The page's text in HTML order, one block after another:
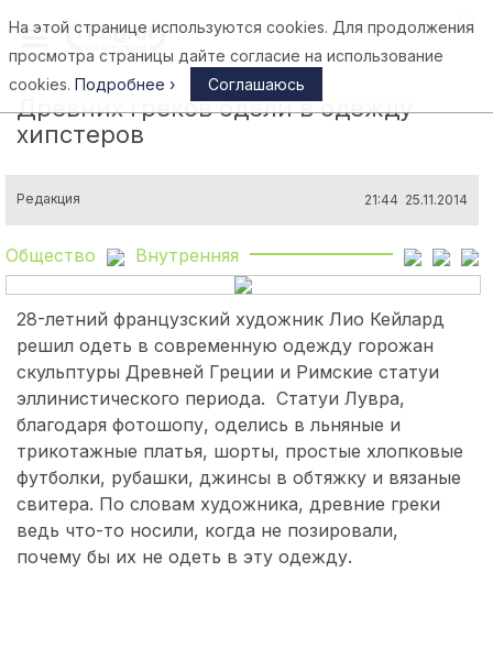
Афины
Древних греков одели в одежду
хипстеров
Редакция 21:44 25.11.2014
Общество Внутренняя
28-летний французский художник Лио Кейлард
решил одеть в современную одежду горожан
скульптуры Древней Греции и Римские статуи
эллинистического периода. Статуи Лувра,
благодаря фотошопу, оделись в льняные и
трикотажные платья, шорты, простые хлопковые
футболки, рубашки, джинсы в обтяжку и вязаные
свитера. По словам художника, древние греки
ведь что-то носили, когда не позировали,
почему бы их не одеть в эту одежду.
На этой странице используются cookies. Для продолжения
просмотра страницы дайте согласие на использование
cookies. Подробнее › Соглашаюсь